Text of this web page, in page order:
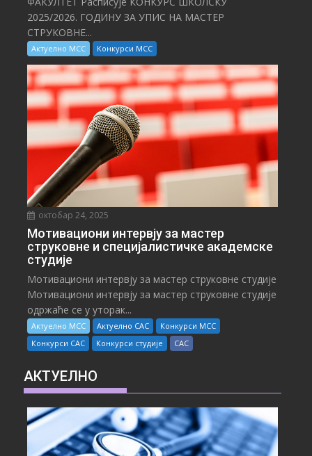
2025/⁠2026. ГОДИНУ ЗА УПИС НА МАСТЕР
СТРУКОВНЕ...
Актуелно МСС Конкурси МСС
октобар 24, 2025
Мотивациони интервју за мастер
струковне и специјалистичке академске
студије
Мотивациони интервју за мастер струковне студије
Мотивациони интервју за мастер струковне студије
одржаће се у уторак...
Актуелно МСС Актуелно САС
Конкурси МСС
Конкурси САС
Конкурси студије САС
АКТУЕЛНО